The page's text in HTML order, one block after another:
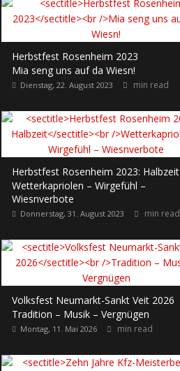
Herbstfest Rosenheim 2023
Mia seng uns auf da Wiesn!
Dienstag, 22. August 2023 min read
Herbstfest Rosenheim 2023: Halbzeit
Wetterkapriolen – Wirgefühl –
Wiesnverbote
Donnerstag, 31. August 2023 min read
Volksfest Neumarkt-Sankt Veit 2026
Tradition – Musik – Vergnügen
Montag, 11. Mai 2026 min read